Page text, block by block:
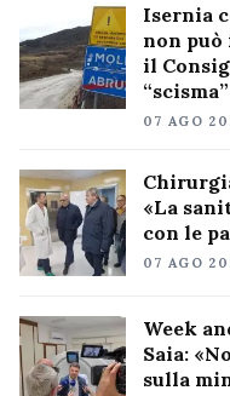
Isernia
non può
il
“scisma”
07 AGO
«La
con le
07 AGO
Week
Saia:
sulla